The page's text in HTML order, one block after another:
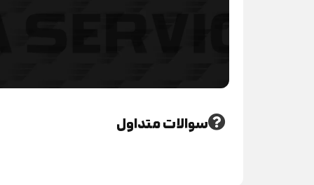
سوالات متداول